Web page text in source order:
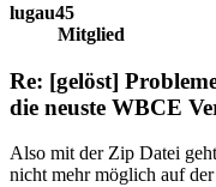
lugau45
Mitglied
Re: [gelöst]
die neuste WBCE
Also mit der Zip Datei
nicht mehr möglich auf der